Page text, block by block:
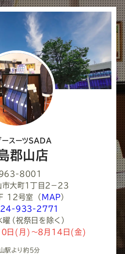
シ
ア
し
て
く
だ
い
ースーツSADA
郡山店
8001
大町１丁目２−２３
12号室
（ MAP）
933-2771
（祝祭日を除く）
日(月)～8月14日(金)
駅より約5分